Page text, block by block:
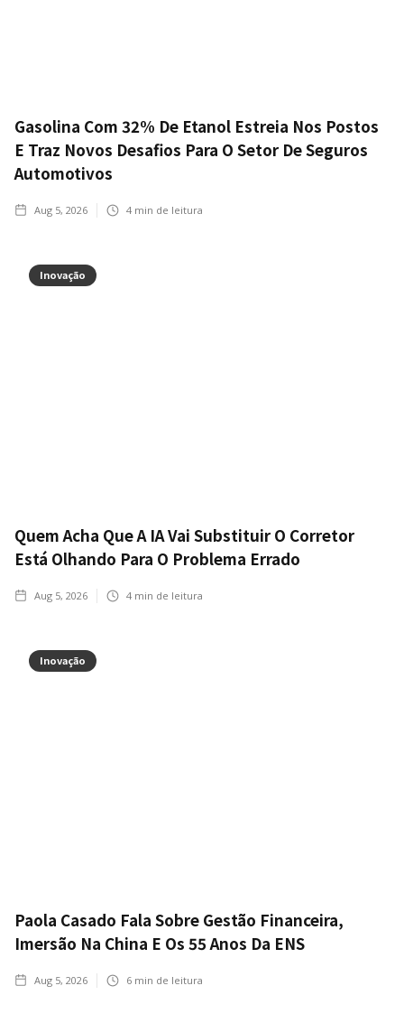
Gasolina Com 32% De Etanol Estreia Nos Postos
E Traz Novos Desafios Para O Setor De Seguros
Automotivos
Aug 5, 2026 4 min de leitura
Inovação
Quem Acha Que A IA Vai Substituir O Corretor
Está Olhando Para O Problema Errado
Aug 5, 2026 4 min de leitura
Inovação
Paola Casado Fala Sobre Gestão Financeira,
Imersão Na China E Os 55 Anos Da ENS
Aug 5, 2026 6 min de leitura